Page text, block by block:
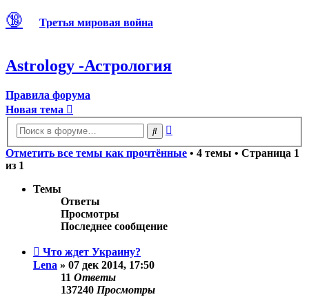
🔞 Третья мировая война
Astrology -Астрология
Правила форума
Новая тема
Поиск
Отметить все темы как прочтённые • 4 темы • Страница 1
из 1
Темы
Ответы
Просмотры
Последнее сообщение
Что ждет Украину?
Lena » 07 дек 2014, 17:50
11 Ответы
137240 Просмотры